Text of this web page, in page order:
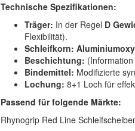
Technische Spezifikationen:
Träger: In der Regel D
Flexibilität).
Schleifkorn:
Beschichtung:
Bindemittel: Modifizierte
Lochung: 8+1 Loch für
Passend für folgende Märkte:
Rhynogrip Red Line